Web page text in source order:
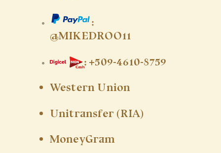
:
@MIKEDROO11
: +509-4610-8759
Western Union
Unitransfer (RIA)
MoneyGram